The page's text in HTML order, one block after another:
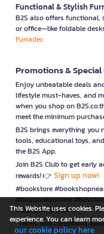
Functional & Stylish
B2S also offers functional,
or office—like foldable
Furradec
Promotions & Special
Enjoy unbeatable deals
lifestyle must-haves, and
when you shop on
meet the minimum
B2S brings everything
tools, educational toys,
the B2S App.
Join B2S Club to get early
rewards! 👉 Sign up now!
#bookstore
#buybooksonline
#stationerynearme
*Terms and conditions
This Website uses cookies.
experience. You can learn
our cookie policy here